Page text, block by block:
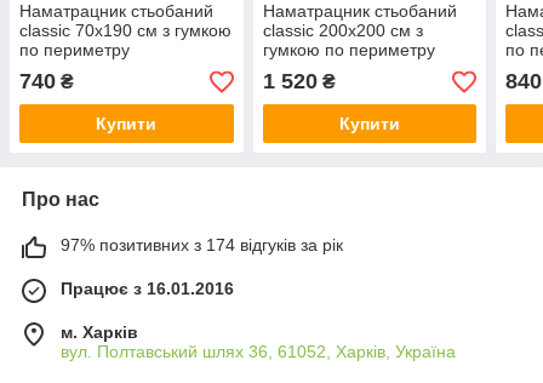
Наматрацник стьобаний
сlassic 70х190 см з гумкою
по периметру
740 ₴
Купити
Наматрацник стьобаний
сlassic 200х200 см з
гумкою по периметру
1 520₴
Купити
по
840
Про нас
97% позитивних з 174 відгуків за рік
Працює з 16.01.2016
м. Харків
вул. Полтавський шлях 36, 61052, Харків, Україна